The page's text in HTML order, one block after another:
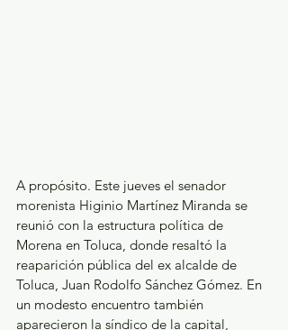
A propósito. Este jueves el senador
morenista Higinio Martínez Miranda se
reunió con la estructura política de
Morena en Toluca, donde resaltó la
reaparición pública del ex alcalde de
Toluca, Juan Rodolfo Sánchez Gómez. En
un modesto encuentro también
aparecieron la síndico de la capital,